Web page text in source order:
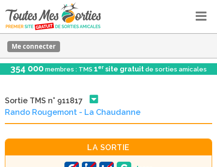
Me connecter
354 000 membres : TMS 1er site gratuit de sorties amicales
Sortie TMS n° 911817
Rando Rougemont - La Chaudanne
LA SORTIE